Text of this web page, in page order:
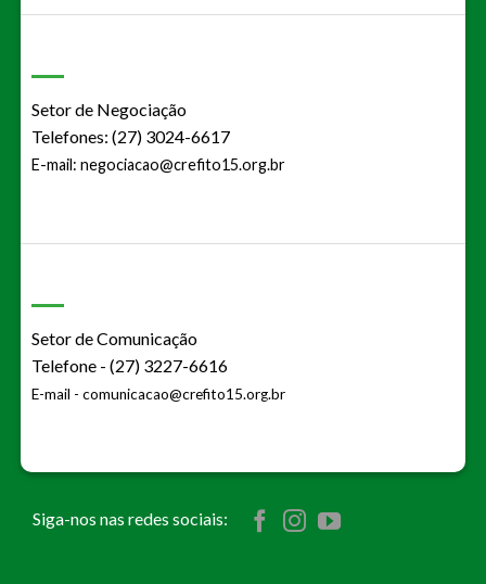
Setor de Negociação
Telefones: (27) 3024-6617
E-mail: negociacao@crefito15.org.br
Setor de Comunicação
Telefone - (27) 3227-6616
E-mail - comunicacao@crefito15.org.br
Siga-nos nas redes sociais: